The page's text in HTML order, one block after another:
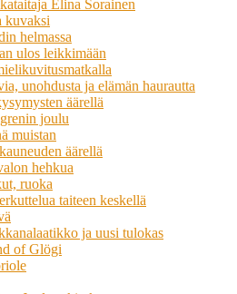
Elina Sorainen
kuvaksi
helmassa
ulos leikkimään
unohdusta ja elämän haurautta
äärellä
joulu
muistan
äärellä
hehkua
ruoka
taiteen keskellä
ja uusi tulokas
of Glögi